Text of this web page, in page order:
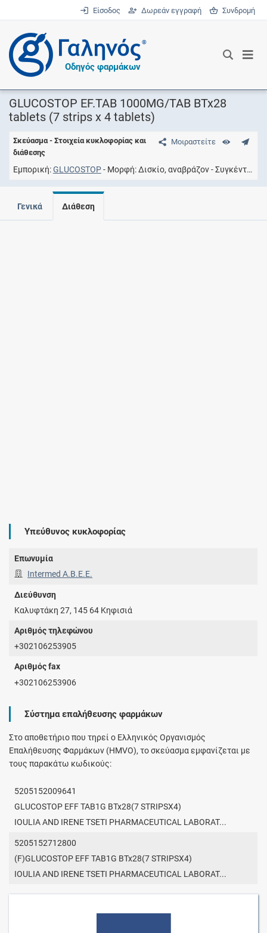
Είσοδος Δωρεάν εγγραφή Συνδρομή
®
Οδηγός φαρμάκων
GLUCOSTOP EF.TAB 1000MG/TAB BTx28
tablets (7 strips x 4 tablets)
Μοιραστείτε
Σκεύασμα - Στοιχεία κυκλοφορίας και
διάθεσης
Εμπορική GLUCOSTOP Μορφή Δισκίο, αναβράζον Συγκέντρωση
Γενικά Διάθεση
Υπεύθυνος κυκλοφορίας
Επωνυμία
Intermed Α.Β.Ε.Ε.
Διεύθυνση
Καλυφτάκη 27, 145 64 Κηφισιά
Αριθμός τηλεφώνου
+302106253905
Αριθμός fax
+302106253906
Σύστημα επαλήθευσης φαρμάκων
Στο αποθετήριο που τηρεί ο Ελληνικός Οργανισμός
Επαλήθευσης Φαρμάκων (HMVO), το σκεύασμα εμφανίζεται με
τους παρακάτω κωδικούς:
5205152009641
GLUCOSTOP EFF TAB1G BTx28(7 STRIPSX4)
IOULIA AND IRENE TSETI PHARMACEUTICAL LABORAT...
5205152712800
(F)GLUCOSTOP EFF TAB1G BTx28(7 STRIPSX4)
IOULIA AND IRENE TSETI PHARMACEUTICAL LABORAT...